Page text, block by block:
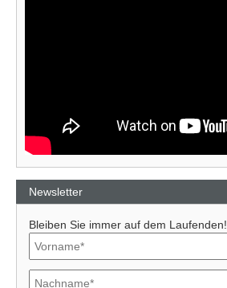
Newsletter
Bleiben Sie immer auf dem Laufenden!